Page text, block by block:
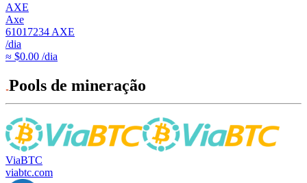
AXE
Axe
61017234 AXE
/dia
≈ $0.00 /dia
Pools de mineração
ViaBTC
viabtc.com